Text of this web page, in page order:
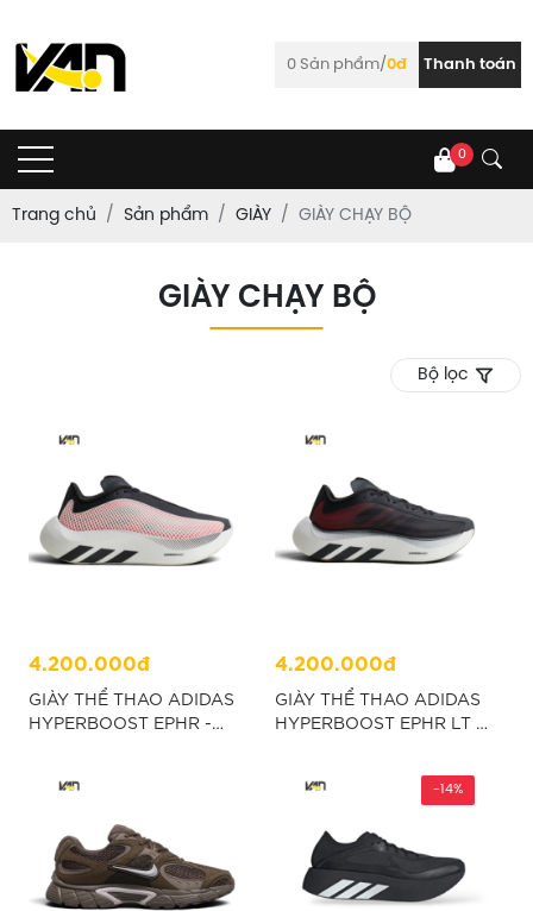
0 Sản phẩm/0đ Thanh toán
0
Trang chủ Sản phẩm GIÀY GIÀY CHẠY BỘ
GIÀY CHẠY BỘ
Bộ lọc
4.200.000đ
GIÀY THỂ THAO ADIDAS
HYPERBOOST EPHR -
4.200.000đ
GIÀY THỂ THAO ADIDAS
HYPERBOOST EPHR LT -
-14%